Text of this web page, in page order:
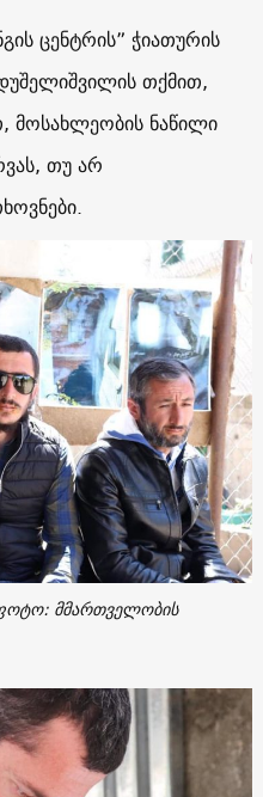
ცენტრის” ჭიათურის
თქმით,
მოსახლეობის ნაწილი
თუ არ
მმართველობის